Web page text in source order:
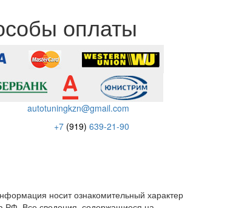
оплаты
autotuningkzn@gmail.com
+7 (919) 639-21-90
носит ознакомительный характер